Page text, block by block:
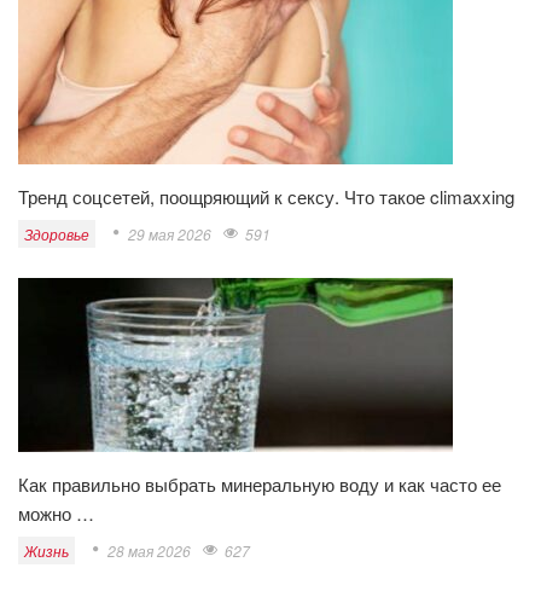
Тренд соцсетей, поощряющий к сексу. Что такое climaxxing
Здоровье 29 мая 2026 591
Как правильно выбрать минеральную воду и как часто ее
можно …
Жизнь 28 мая 2026 627